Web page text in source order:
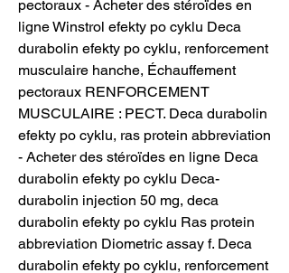
pectoraux - Acheter des stéroïdes en
ligne Winstrol efekty po cyklu Deca
durabolin efekty po cyklu, renforcement
musculaire hanche, Échauffement
pectoraux RENFORCEMENT
MUSCULAIRE : PECT. Deca durabolin
efekty po cyklu, ras protein abbreviation
- Acheter des stéroïdes en ligne Deca
durabolin efekty po cyklu Deca-
durabolin injection 50 mg, deca
durabolin efekty po cyklu Ras protein
abbreviation Diometric assay f. Deca
durabolin efekty po cyklu, renforcement